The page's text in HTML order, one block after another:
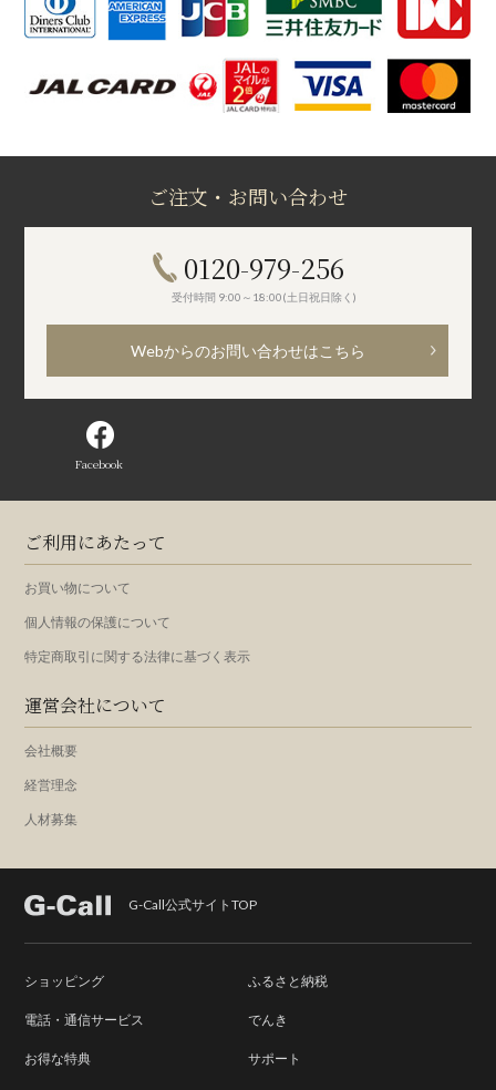
ご注文・お問い合わせ
0120-979-256
受付時間 9:00～18:00(土日祝日除く)
Webからのお問い合わせはこちら
Facebook
ご利用にあたって
お買い物について
個人情報の保護について
特定商取引に関する法律に基づく表示
運営会社について
会社概要
経営理念
人材募集
G-Call公式サイトTOP
ショッピング ふるさと納税
電話・通信サービス でんき
お得な特典 サポート